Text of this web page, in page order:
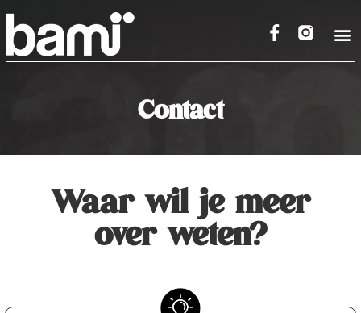
Contact
Waar wil je meer
over weten?